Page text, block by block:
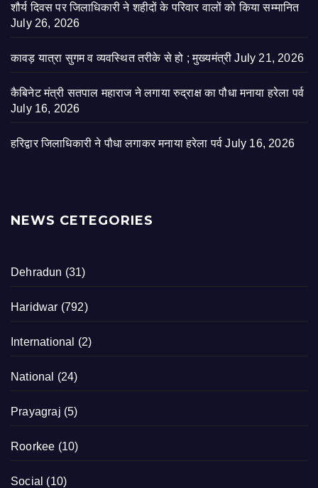
शौर्य दिवस पर जिलाधिकारी ने शहीदों के परिवार वालों को किया सम्मानित
July 26, 2026
कावड़ यात्रा सुगम व व्यवस्थित तरीके से हो ; मुख्यमंत्री July 21, 2026
कैबिनेट मंत्री सतपाल महाराज ने लगाया रुद्राक्ष का पौधा मनाया हरेला पर्व
July 16, 2026
हरिद्वार जिलाधिकारी ने पौधा लगाकर मनाया हरेला पर्व July 16, 2026
NEWS CETEGORIES
Dehradun (31)
Haridwar (792)
International (2)
National (24)
Prayagraj (5)
Roorkee (10)
Social (10)